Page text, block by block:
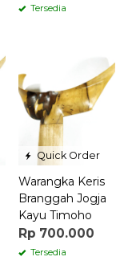
Tersedia
Quick Order
Warangka Keris
Branggah Jogja
Kayu Timoho
Rp 700.000
Tersedia